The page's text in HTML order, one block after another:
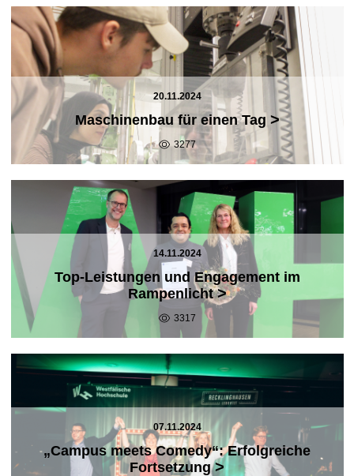
20.11.2024
Maschinenbau für einen Tag >
3277
14.11.2024
Top-Leistungen und Engagement im
Rampenlicht>
3317
07.11.2024
„Campus meets Comedy“: Erfolgreiche
Fortsetzung>